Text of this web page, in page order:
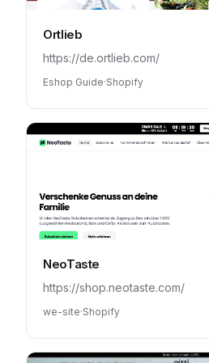
Ortlieb
https://de.ortlieb.com/
Eshop Guide·Shopify
NeoTaste
https://shop.neotaste.com/
we-site·Shopify